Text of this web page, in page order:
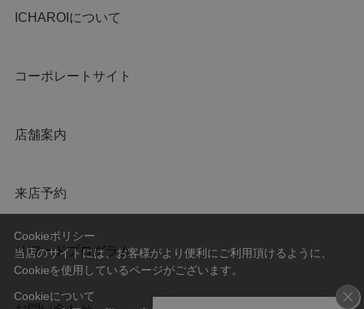
ICHAROIについて
コーポレートサイト
店舗案内
来店予約
リワードプログラム
Cookieポリシー
当店のサイトには、お客様がより便利にご利用頂けるように、
Cookieを使用しているページがございます。
Cookieについて